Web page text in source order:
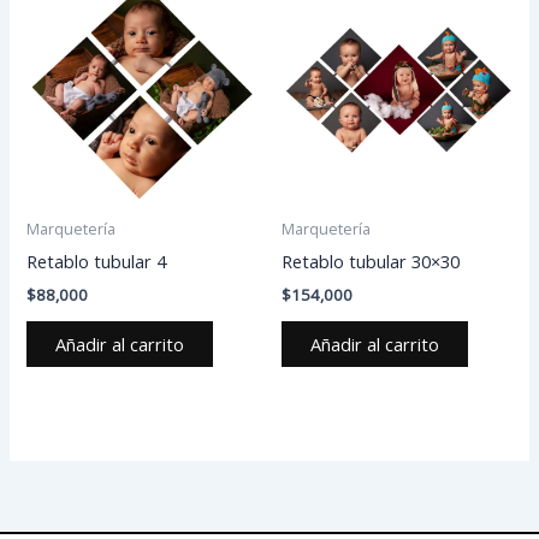
Marquetería
Retablo tubular 4
$88,000
Añadir al carrito
Marquetería
Retablo tubular 30×30
$154,000
Añadir al carrito